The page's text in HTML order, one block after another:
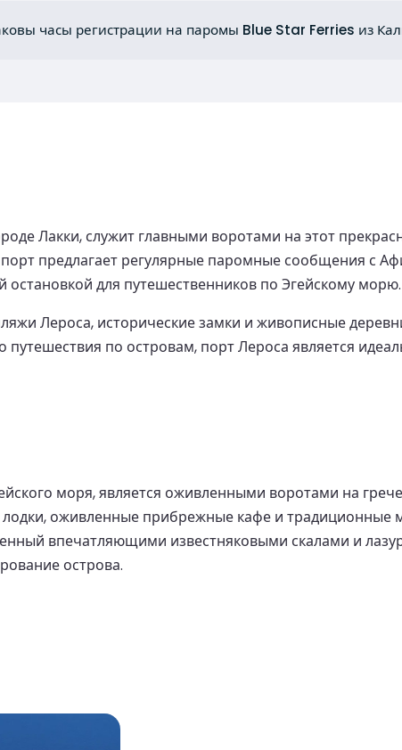
часы регистрации на паромы Blue Star Ferries из
Лакки, служит главными воротами на этот
порт предлагает регулярные паромные сообщения с
для путешественников по Эгейскому морю.
Лероса, исторические замки и живописные
по островам, порт Лероса является
моря, является оживленными воротами на
оживленные прибрежные кафе и традиционные
впечатляющими известняковыми скалами и
острова.